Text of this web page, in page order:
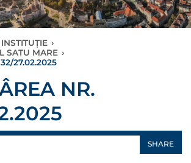
›
SATU MARE ›
27.02.2025
NR.
SHARE